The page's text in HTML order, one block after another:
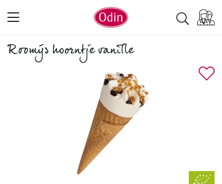
Roomijs hoorntje vanille